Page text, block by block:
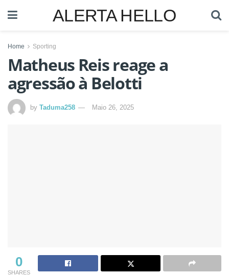
ALERTA HELLO
Home Sporting
Matheus Reis reage a
agressão à Belotti
by Taduma258 Maio 26, 2025
0
SHARES